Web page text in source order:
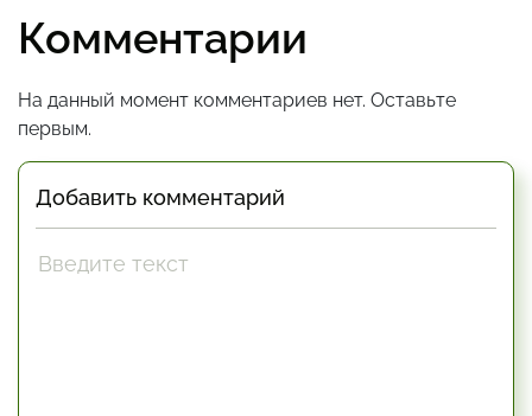
Комментарии
На данный момент комментариев нет. Оставьте
первым.
Добавить комментарий